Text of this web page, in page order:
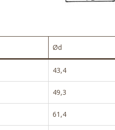
Ød
43,4
49,3
61,4